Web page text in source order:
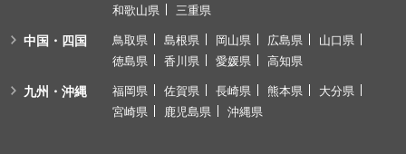
和歌山県
三重県
中国・四国 鳥取県 島根県 岡山県 広島県
山口県
徳島県
香川県 愛媛県 高知県
九州・沖縄 福岡県 佐賀県 長崎県 熊本県
大分県
宮崎県
鹿児島県 沖縄県